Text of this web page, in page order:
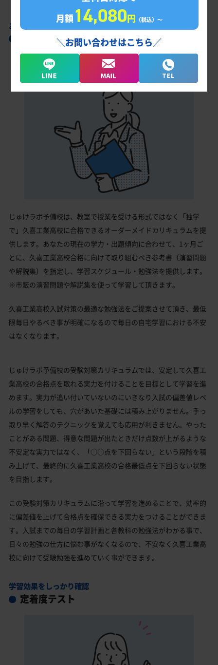
あなただけの学習計画だから成果が出る！
久喜工業高校合格に向けた受験対策カリキュ
ラム
じゅけラボ予備校は、教室で授業を受ける形式ではなく「独学
で」久喜工業高校に合格できるオーダーメイドカリキュラムを提
供します。あなたの現在の学力・出題傾向に合わせて、1ヶ月ご
とに、久喜工業高校合格に向けて取り組むべき参考書（演習問題
や解説集）を指定し、学習スケジュール・勉強法を提供します。
※市販の演習問題や解説集を使って学習して頂きます。
久喜工業高校入試対策の最適な勉強法をご提案させて頂き、最低
限毎日やるべき事が明確になるので毎日の自宅学習における不安
はなくなります。
じゅけラボ予備校の受験対策カリキュラムでは、安定して久喜工
業高校の合格点を取れる実力を付けることを目標として学習を進
めます。実力が追い付いていないのにいきなり入試の偏差値レベ
ルの学習をしても、穴があいた基礎には積み上がりません。手っ
取り早く解答のテクニックを覚えても応用が利きません。やった
ことがある問題、得意な問題が出たときだけ点数が上がるような
不安定な実力ではなく、「○○点を下回らない」という段階を積
み上げて、最終的に久喜工業高校の合格最低点を下回らない状態
を目指します。
この受験対策カリキュラムに沿って学習を進めることで、効率的
に偏差値を上げて合格点を確保できる実力をつけることができま
す。入試までの毎日の学習計画と各教科の勉強法がわかる事で、
日々の勉強の仕方に悩む事がなくなるので、不安なく久喜工業高
校に向けて受験勉強を進めていく事ができます。
学習効果をしっかり確認
定着度テスト
月額14,080円 （税込）〜
＼お問い合わせはこちら／